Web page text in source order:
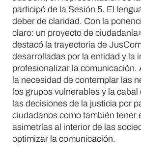
participó de la Sesión 5. El
deber de claridad. Con la
claro: un proyecto de
destacó la trayectoria de
desarrolladas por la entidad y la
profesionalizar la comunicación.
la necesidad de contemplar las
los grupos vulnerables y la
las decisiones de la justicia por
ciudadanos como también tener
asimetrías al interior de las
optimizar la comunicación.